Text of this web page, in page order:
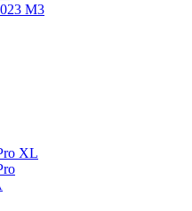
M3
XL